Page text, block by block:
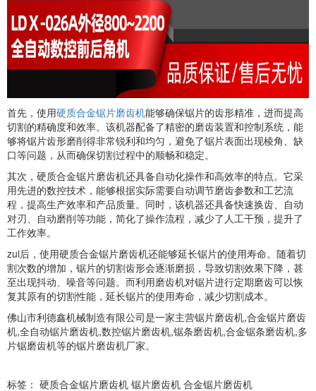
首先，使用硬质合金锯片磨齿机能够确保锯片的齿形精准，进而提高
切割的精确度和效率。该机器配备了精密的磨齿装置和控制系统，能
够将锯片齿形磨削得非常锐利和均匀，避免了锯片表面出现棱角、缺
口等问题，从而确保切割过程中的顺畅和稳定。
其次，硬质合金锯片磨齿机还具备自动化操作和高效率的特点。它采
用先进的数控技术，能够根据实际需要自动调节磨齿参数和工艺流
程，提高生产效率和产品质量。同时，该机器还具备快速换齿、自动
对刃、自动磨削等功能，简化了操作流程，减少了人工干预，提升了
工作效率。
zui后，使用硬质合金锯片磨齿机还能够延长锯片的使用寿命。随着切
割次数的增加，锯片的切割齿形会逐渐磨损，导致切割效果下降，甚
至出现抖动、噪音等问题。而利用磨齿机对锯片进行定期磨齿可以恢
复其原有的切割性能，延长锯片的使用寿命，减少切割成本。
佛山市利德鑫机械制造有限公司是一家主营锯片磨齿机,合金锯片磨齿
机,全自动锯片磨齿机,数控锯片磨齿机,锯条磨齿机,合金锯条磨齿机,多
片锯磨齿机等的锯片磨齿机厂家。
标签： 硬质合金锯片磨齿机 锯片磨齿机 合金锯片磨齿机